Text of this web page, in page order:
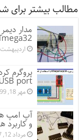
مطالب بیشتر برای
اردیبهشت 20,
port
مهر 18, 1399
آپ امپ
و کاربرد
مرداد 12, 1397